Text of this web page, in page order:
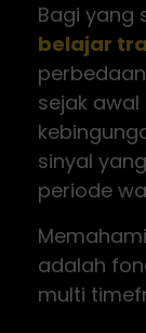
Bagi yang
belajar
sejak
sinyal
periode
adalah
multi